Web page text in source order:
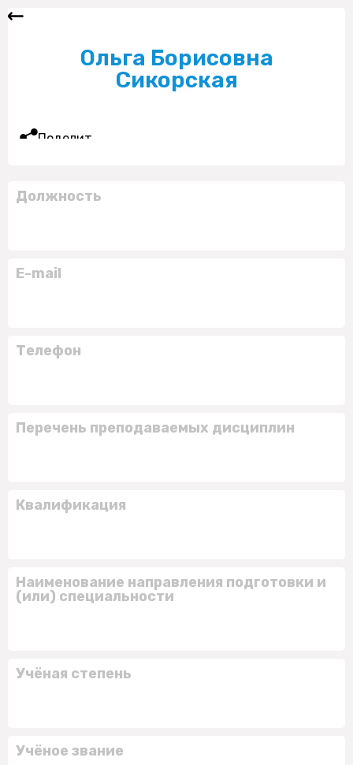
Ольга Борисовна
Сикорская
Поделиться
Должность
E-mail
Телефон
Перечень преподаваемых дисциплин
Квалификация
Наименование направления подготовки и
(или) специальности
Учёная степень
Учёное звание